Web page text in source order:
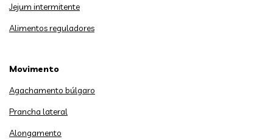
Jejum intermitente
Alimentos reguladores
Movimento
Agachamento búlgaro
Prancha lateral
Alongamento